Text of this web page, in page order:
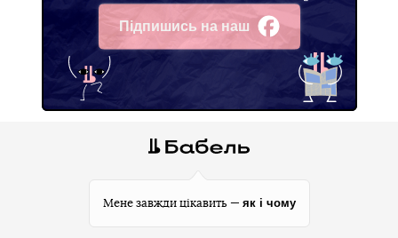
Підпишись на наш
Facebook
Мене завжди цікавить — як і чому